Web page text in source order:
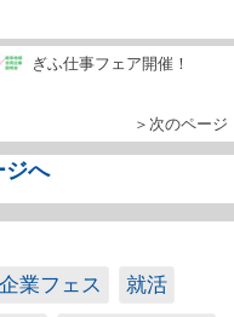
ぎふ仕事フェア開催！
＞次のページ
ジへ
企業フェス 就活